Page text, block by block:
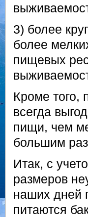
3) более
более
пищевых
Кроме того,
всегда
пищи, чем
большим
Итак, с
размеров
наших дней
питаются